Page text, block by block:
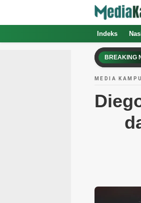
Indeks
BREAKING
AAP Rocky Pastikan Rihanna Kembali ke
MEDIA